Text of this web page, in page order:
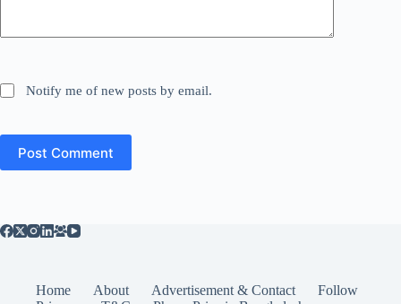
Notify me of new posts by email.
Post Comment
Home About Advertisement & Contact
Follow